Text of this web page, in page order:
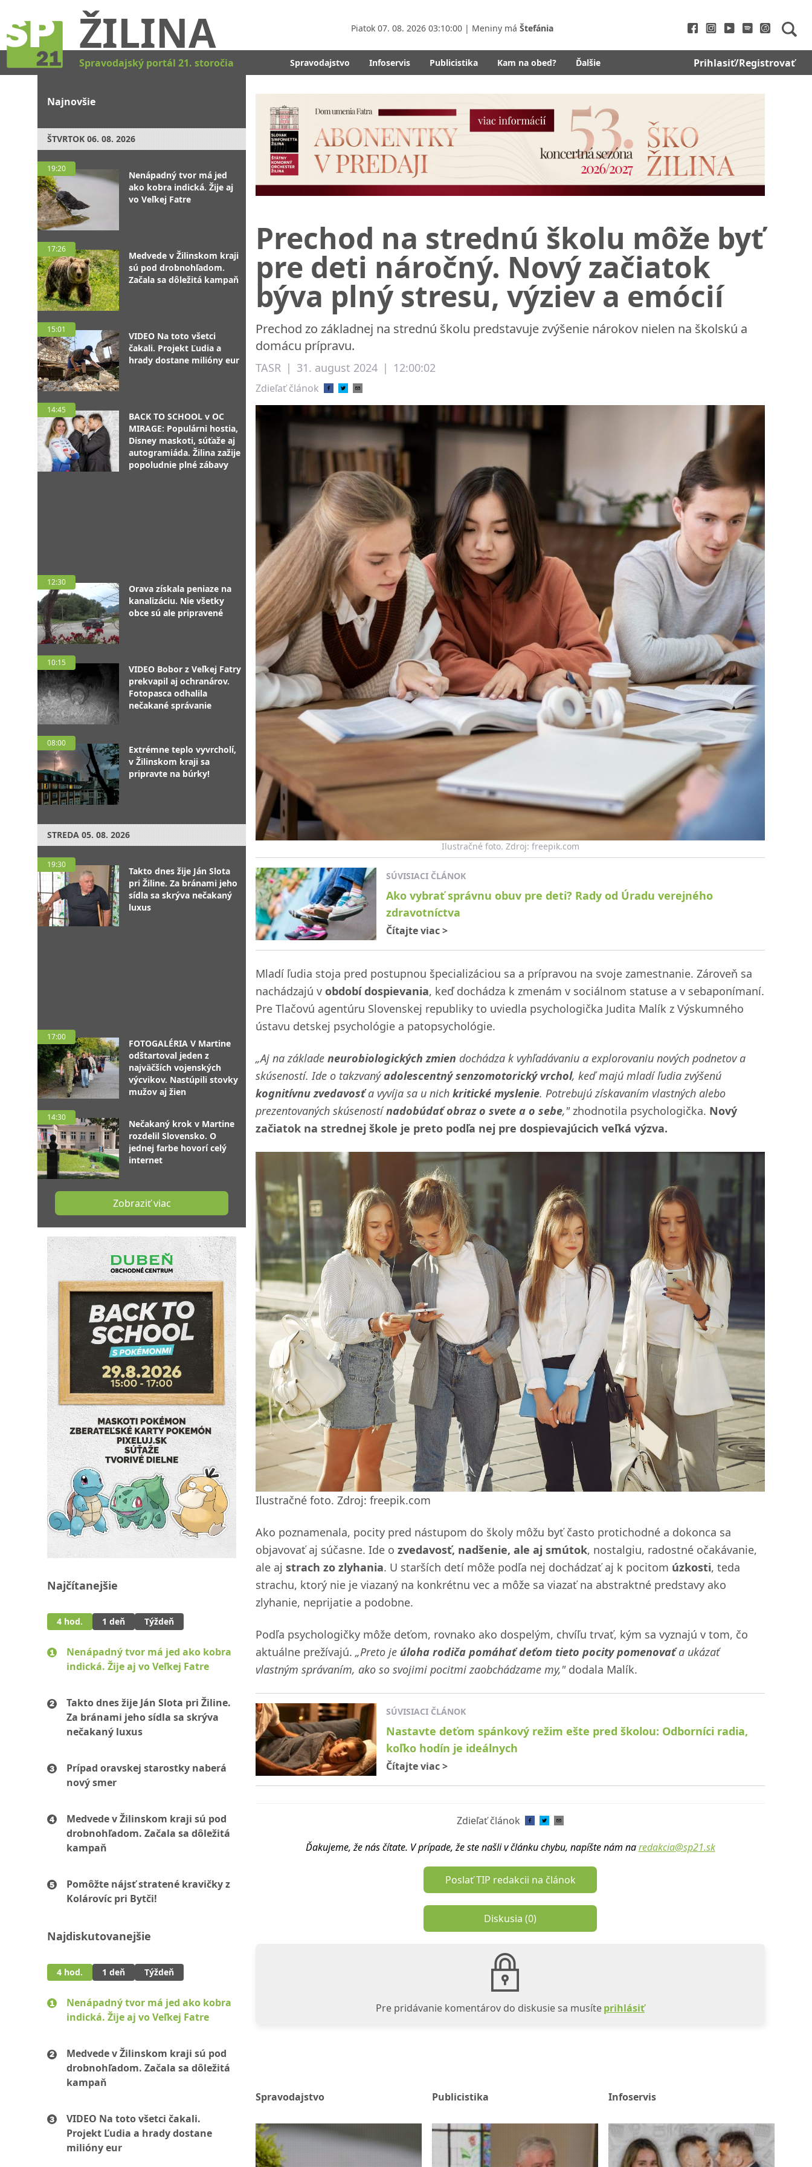
ŽILINA Piatok 07. 08. 2026 03:10:02 | Meniny má Štefánia
Spravodajský portál 21. storočia Spravodajstvo Infoservis Publicistika Kam na obed? Ďalšie Prihlasiť/Registrovať
Najnovšie
ŠTVRTOK 06. 08. 2026
19:20
Nenápadný tvor má jed
ako kobra indická. Žije aj
vo Veľkej Fatre
17:26
Medvede v Žilinskom kraji
sú pod drobnohľadom.
Začala sa dôležitá kampaň
15:01
VIDEO Na toto všetci
čakali. Projekt Ľudia a
hrady dostane milióny eur
14:45
BACK TO SCHOOL v OC
MIRAGE: Populárni hostia,
Disney maskoti, súťaže aj
autogramiáda. Žilina zažije
popoludnie plné zábavy
12:30
Orava získala peniaze na
kanalizáciu. Nie všetky
obce sú ale pripravené
10:15
VIDEO Bobor z Veľkej Fatry
prekvapil aj ochranárov.
Fotopasca odhalila
nečakané správanie
08:00
Extrémne teplo vyvrcholí,
v Žilinskom kraji sa
pripravte na búrky!
STREDA 05. 08. 2026
19:30
Takto dnes žije Ján Slota
pri Žiline. Za bránami jeho
sídla sa skrýva nečakaný
luxus
17:00
FOTOGALÉRIA V Martine
odštartoval jeden z
najväčších vojenských
výcvikov. Nastúpili stovky
mužov aj žien
14:30
Nečakaný krok v Martine
rozdelil Slovensko. O
jednej farbe hovorí celý
internet
Zobraziť viac
Najčítanejšie
4 hod. 1 deň Týždeň
Nenápadný tvor má jed ako kobra
indická. Žije aj vo Veľkej Fatre
Takto dnes žije Ján Slota pri Žiline.
Za bránami jeho sídla sa skrýva
nečakaný luxus
Prípad oravskej starostky naberá
nový smer
Medvede v Žilinskom kraji sú pod
drobnohľadom. Začala sa dôležitá
kampaň
Pomôžte nájsť stratené kravičky z
Kolárovíc pri Bytči!
Najdiskutovanejšie
4 hod. 1 deň Týždeň
Nenápadný tvor má jed ako kobra
indická. Žije aj vo Veľkej Fatre
Medvede v Žilinskom kraji sú pod
drobnohľadom. Začala sa dôležitá
kampaň
VIDEO Na toto všetci čakali.
Projekt Ľudia a hrady dostane
milióny eur
Prechod na strednú školu môže byť
pre deti náročný. Nový začiatok
býva plný stresu, výziev a emócií
Prechod zo základnej na strednú školu predstavuje zvýšenie nárokov nielen na školskú a
domácu prípravu.
TASR | 31. august 2024 | 12:00:02
Zdieľať článok
Ilustračné foto. Zdroj: freepik.com
SÚVISIACI ČLÁNOK
Ako vybrať správnu obuv pre deti? Rady od Úradu verejného
zdravotníctva
Čítajte viac>
Mladí ľudia stoja pred postupnou špecializáciou sa a prípravou na svoje zamestnanie. Zároveň sa
nachádzajú v období dospievania, keď dochádza k zmenám v sociálnom statuse a v sebaponímaní.
Pre Tlačovú agentúru Slovenskej republiky to uviedla psychologička Judita Malík z Výskumného
ústavu detskej psychológie a patopsychológie.
„Aj na základe neurobiologických zmien dochádza k vyhľadávaniu a explorovaniu nových podnetov a
skúseností. Ide o takzvanýadolescentný senzomotorický vrchol, keď majú mladí ľudia zvýšenú
kognitívnu zvedavosťa vyvíja sa u nich kritické myslenie. Potrebujú získavaním vlastných alebo
prezentovaných skúsenostínadobúdať obraz o svete a o sebe,"zhodnotila psychologička. Nový
začiatok na strednej škole je preto podľa nej pre dospievajúcich veľká výzva.
Ilustračné foto. Zdroj: freepik.com
Ako poznamenala, pocity pred nástupom do školy môžu byť často protichodné a dokonca sa
objavovať aj súčasne. Ide o zvedavosť, nadšenie, ale aj smútok, nostalgiu, radostné očakávanie,
ale aj strach zo zlyhania. U starších detí môže podľa nej dochádzať aj k pocitom úzkosti, teda
strachu, ktorý nie je viazaný na konkrétnu vec a môže sa viazať na abstraktné predstavy ako
zlyhanie, neprijatie a podobne.
Podľa psychologičky môže deťom, rovnako ako dospelým, chvíľu trvať, kým sa vyznajú v tom, čo
aktuálne prežívajú. „Preto je úloha rodiča pomáhať deťom tieto pocity pomenovaťa ukázať
vlastným správaním, ako so svojimi pocitmi zaobchádzame my,"dodala Malík.
SÚVISIACI ČLÁNOK
Nastavte deťom spánkový režim ešte pred školou: Odborníci radia,
koľko hodín je ideálnych
Čítajte viac>
Zdieľať článok
Ďakujeme, že nás čítate. V prípade, že ste našli v článku chybu, napíšte nám na redakcia@sp21.sk
Poslať TIP redakcii na článok
Diskusia (0)
Pre pridávanie komentárov do diskusie sa musíteprihlásiť
Spravodajstvo Publicistika Infoservis